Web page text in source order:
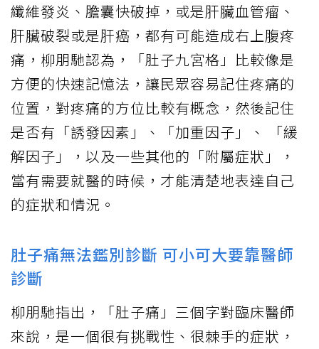
纖維發炎、膽囊快破掉，或是肝臟血管瘤、
肝臟破裂或是肝癌，都有可能造成右上腹疼
痛，柳朋馳認為，「肚子九宮格」比較像是
方便的快速記憶法，讓民眾容易記住疼痛的
位置，對疼痛的方位比較有概念，然後記住
是否有「誘發因素」、「加重因子」、 「緩
解因子」，以及一些其他的「附屬症狀」，
當有需要就醫的時候，才能清楚地表達自己
的症狀和情況。
肚子痛無法鑑別診斷 可小可大要靠醫師
診斷
柳朋馳指出，「肚子痛」三個字對臨床醫師
來說，是一個很有挑戰性、很棘手的症狀，